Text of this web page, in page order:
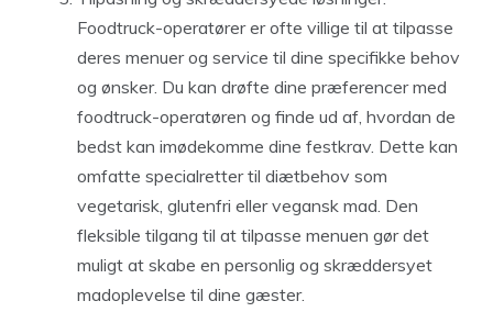
Foodtruck-operatører er ofte villige til at tilpasse
deres menuer og service til dine specifikke behov
og ønsker. Du kan drøfte dine præferencer med
foodtruck-operatøren og finde ud af, hvordan de
bedst kan imødekomme dine festkrav. Dette kan
omfatte specialretter til diætbehov som
vegetarisk, glutenfri eller vegansk mad. Den
fleksible tilgang til at tilpasse menuen gør det
muligt at skabe en personlig og skræddersyet
madoplevelse til dine gæster.